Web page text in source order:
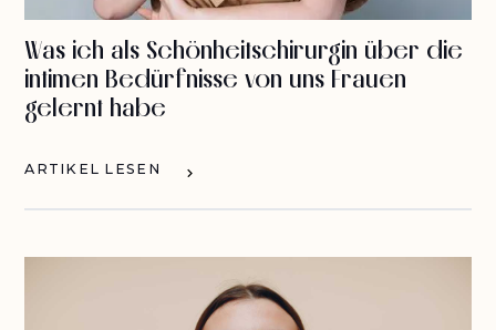
Was ich als Schönheitschirurgin über die
intimen Bedürfnisse von uns Frauen
gelernt habe
ARTIKEL LESEN